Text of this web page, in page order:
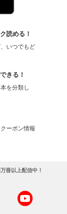
読める！
いつでもど
きる！
を分類し
ーポン情報
冊以上配信中！